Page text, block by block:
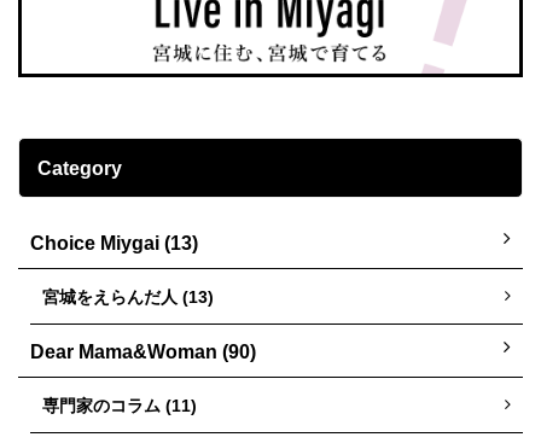
Category
Choice Miygai (13)
宮城をえらんだ人 (13)
Dear Mama&Woman (90)
専門家のコラム (11)